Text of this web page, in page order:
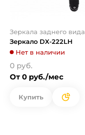
Зеркала заднего вида
Зеркало DX-222LH
Нет в наличии
0 руб.
От 0 руб./мес
Купить